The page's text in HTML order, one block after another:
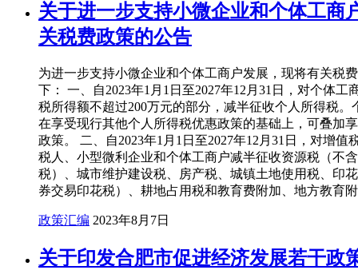
关于进一步支持小微企业和个体工商
关税费政策的公告
为进一步支持小微企业和个体工商户发展，现将有关税
下： 一、自2023年1月1日至2027年12月31日，对个体工
税所得额不超过200万元的部分，减半征收个人所得税。
在享受现行其他个人所得税优惠政策的基础上，可叠加
政策。 二、自2023年1月1日至2027年12月31日，对增值
税人、小型微利企业和个体工商户减半征收资源税（不
税）、城市维护建设税、房产税、城镇土地使用税、印
券交易印花税）、耕地占用税和教育费附加、地方教育
政策汇编 2023年8月7日
关于印发合肥市促进经济发展若干政